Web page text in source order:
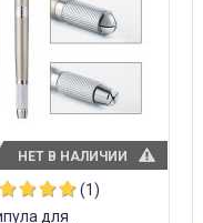
(1)
для
НЕТ В НАЛИЧИИ